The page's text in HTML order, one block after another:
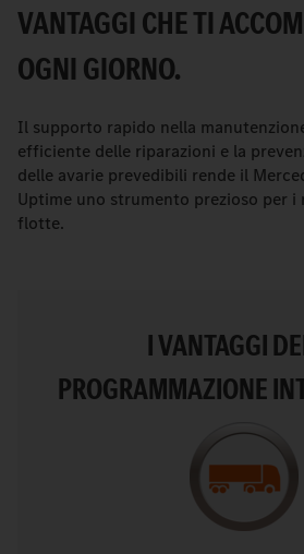
VANTAGGI CHE TI
OGNI GIORNO.
Il supporto rapido nella
efficiente delle riparazioni e la
delle avarie prevedibili rende il
Uptime uno strumento prezioso per i
flotte.
I VANTAGGI
PROGRAMMAZIONE